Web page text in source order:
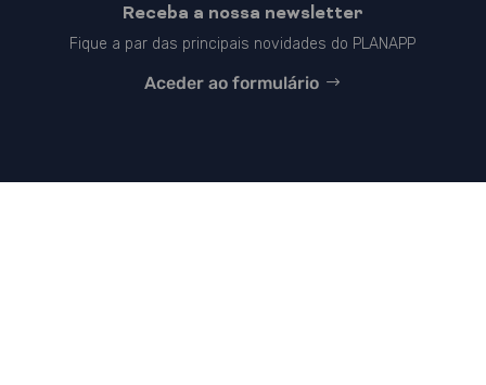
Receba a nossa newsletter
Fique a par das principais novidades do PLANAPP
Aceder ao formulário